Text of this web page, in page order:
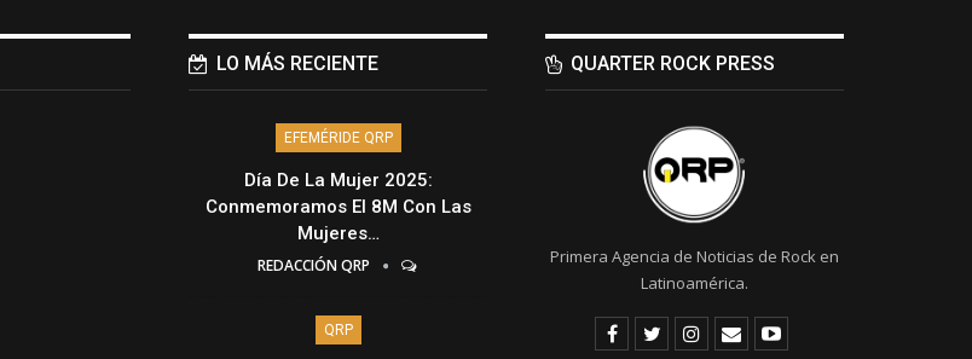
LO MÁS RECIENTE
EFEMÉRIDE QRP
Día De La Mujer 2025:
Conmemoramos El 8M Con Las
Mujeres…
REDACCIÓN QRP
QRP
QUARTER ROCK PRESS
Primera Agencia de Noticias de Rock en
Latinoamérica.